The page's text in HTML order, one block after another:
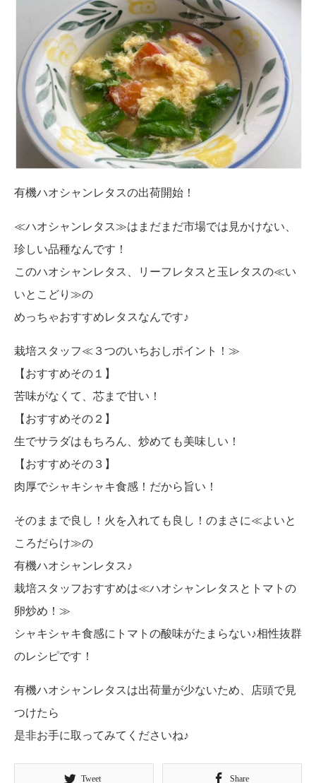
有機ハオシャンレタスの出荷開始！
≪ハオシャンレタス≫はまだまだ市場では見かけない、
珍しい品種なんです！
このハオシャンレタス、リーフレタスと玉レタスの≪い
いとこどり≫の
めっちゃおすすめレタスなんです♪
栽培スタッフ≪３つのいちおしポイント！≫
【おすすめその１】
苦味がなくて、芯まで甘い！
【おすすめその２】
生でサラダはもちろん、炒めても美味しい！
【おすすめその３】
肉厚でシャキシャキ食感！だから旨い！
そのままで良し！火を入れても良し！のまさに≪よいと
ころだらけ≫の
有機ハオシャンレタス♪
栽培スタッフおすすめは≪ハオシャンレタスとトマトの
卵炒め！≫
シャキシャキ食感にトマトの酸味がたまらない♪相性抜群
のレシピです！
有機ハオシャンレタスは出荷量が少ないため、店頭で見
つけたら
是非お手に取ってみてくださいね♪
Tweet Share